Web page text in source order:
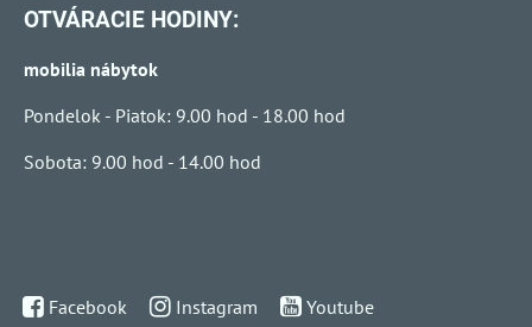
OTVÁRACIE HODINY:
mobilia nábytok
Pondelok - Piatok: 9.00 hod - 18.00 hod
Sobota: 9.00 hod - 14.00 hod
Facebook Instagram Youtube